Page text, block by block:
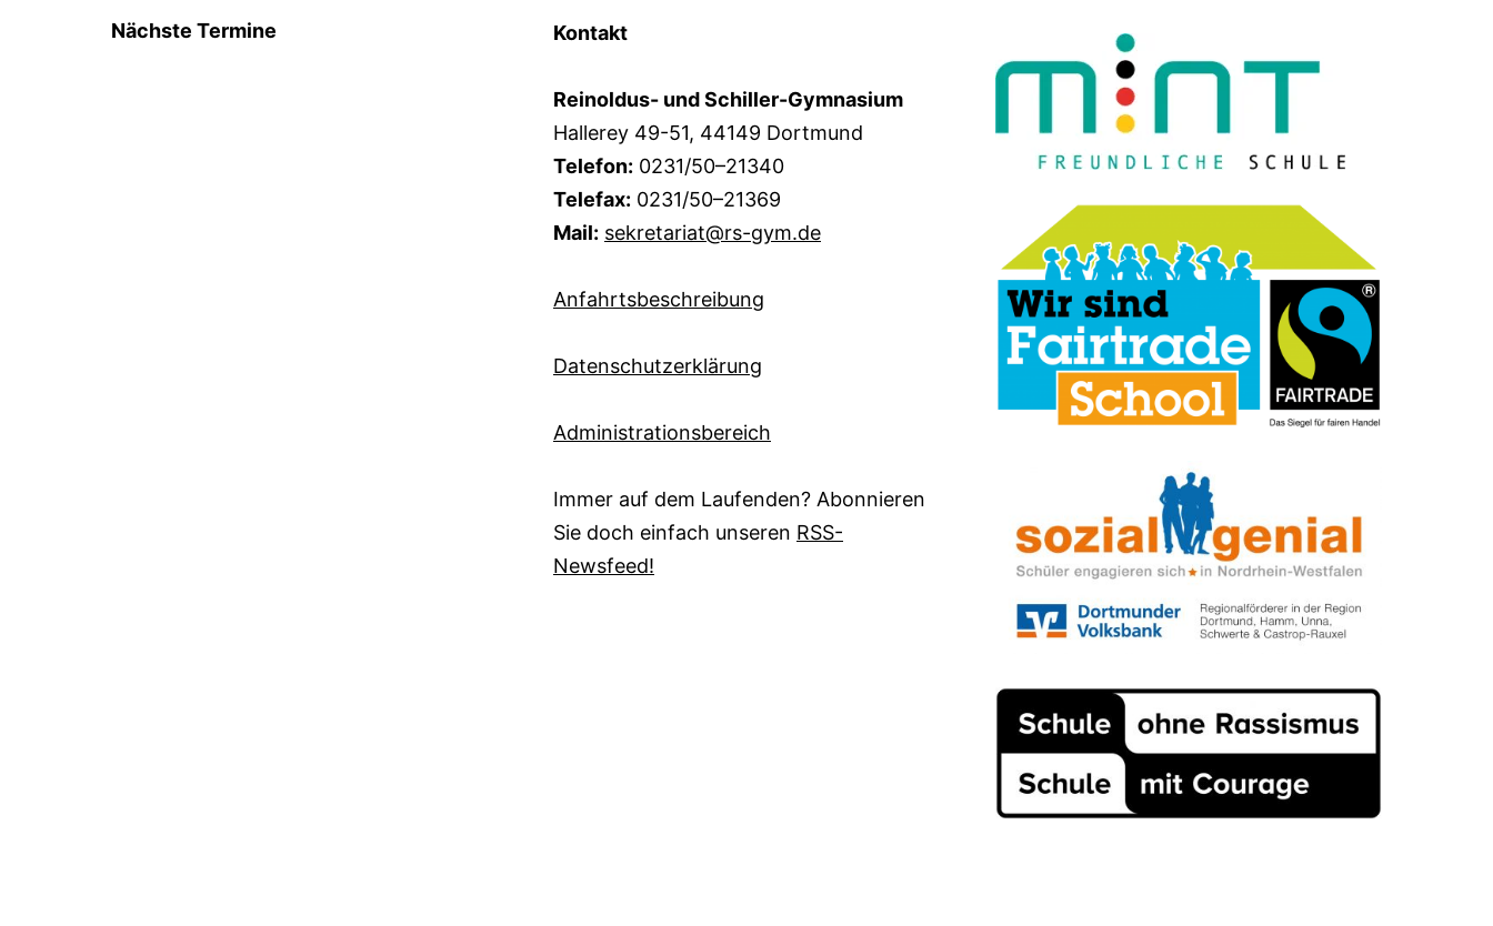
Nächste Termine Kontakt
Reinoldus- und Schiller-Gymnasium
Hallerey 49-51, 44149 Dortmund
Telefon: 0231/50–21340
Telefax: 0231/50–21369
Mail: sekretariat@rs-gym.de
Anfahrtsbeschreibung
Datenschutzerklärung
Administrationsbereich
Immer auf dem Laufenden? Abonnieren
Sie doch einfach unseren RSS-
Newsfeed!